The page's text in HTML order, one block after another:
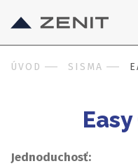
ÚVOD SISMA
Jednoduchosť: